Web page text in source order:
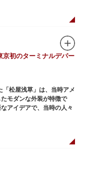
を創設することを条件に
動への顕著な貢献－」の
されています。前庭にも
鑑賞を楽しめるのも魅力
る「美術トーク」や、解
ー」など、初めての来館
す。
京初のターミナルデパー
松屋浅草」は、当時アメ
モダンな外装が特徴で
アイデアで、当時の人々
。2012年のリニューアル
影を残す百貨店は今でも
町銘菓をはじめ、全国か